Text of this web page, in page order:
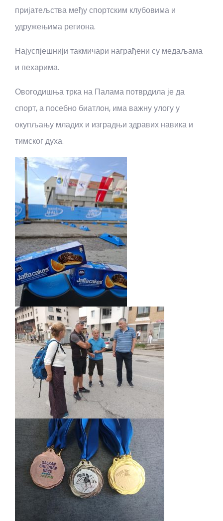
пријатељства међу спортским клубовима и
удружењима региона.
Најуспјешнији такмичари награђени су медаљама
и пехарима.
Овогодишња трка на Палама потврдила је да
спорт, а посебно биатлон, има важну улогу у
окупљању младих и изградњи здравих навика и
тимског духа.